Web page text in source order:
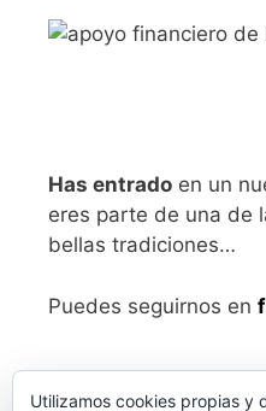
Has entrado en un
eres parte de una de
bellas tradiciones…
Puedes seguirnos en
Utilizamos cookies propias y